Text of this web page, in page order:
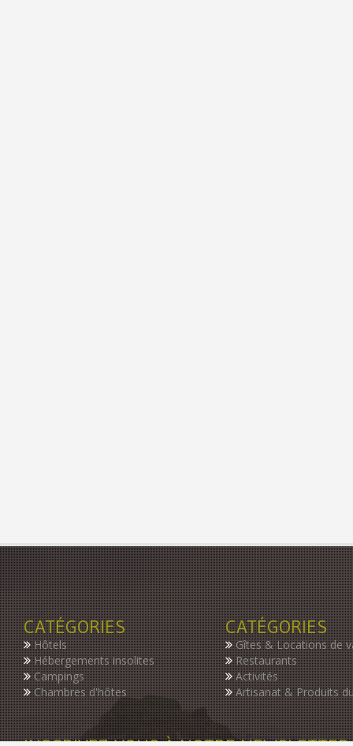
CATÉGORIES
Hôtels
Hébergements insolites
Campings
Chambres d'hôtes
CATÉGORIES
Gîtes & Locations de
Restaurants
Activités
Artisanat & Produits